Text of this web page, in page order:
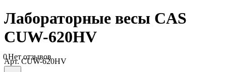
Лабораторные весы CAS
CUW-620HV
0Нет отзывов
Арт.CUW-620HV